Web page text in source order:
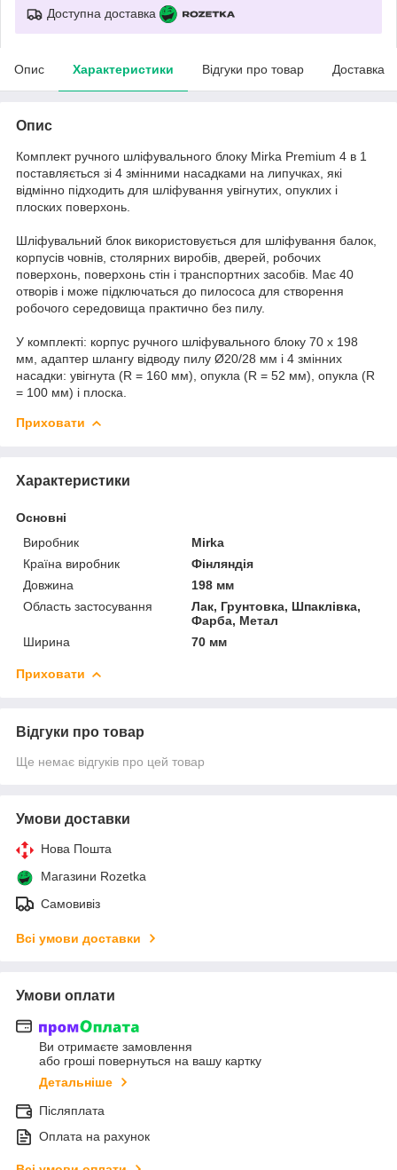
Доступна доставка
Опис Характеристики Відгуки про товар Доставка
Опис
Комплект ручного шліфувального блоку Mirka Premium 4 в 1
поставляється зі 4 змінними насадками на липучках, які
відмінно підходить для шліфування увігнутих, опуклих і
плоских поверхонь.
Шліфувальний блок використовується для шліфування балок,
корпусів човнів, столярних виробів, дверей, робочих
поверхонь, поверхонь стін і транспортних засобів. Має 40
отворів і може підключаться до пилососа для створення
робочого середовища практично без пилу.
У комплекті: корпус ручного шліфувального блоку 70 х 198
мм, адаптер шлангу відводу пилу Ø20/28 мм і 4 змінних
насадки: увігнута (R = 160 мм), опукла (R = 52 мм), опукла (R
= 100 мм) і плоска.
Приховати
Характеристики
Основні
Виробник
Mirka
Країна виробник
Фінляндія
Довжина
198 мм
Область застосування
Лак, Грунтовка, Шпаклівка,
Фарба, Метал
Ширина
70 мм
Приховати
Відгуки про товар
Ще немає відгуків про цей товар
Умови доставки
Нова Пошта
Магазини Rozetka
Самовивіз
Всі умови доставки
Умови оплати
Ви отримаєте замовлення
або гроші повернуться на вашу картку
Детальніше
Післяплата
Оплата на рахунок